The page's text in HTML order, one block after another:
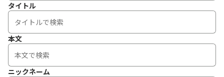
タイトル
本文
ニックネーム